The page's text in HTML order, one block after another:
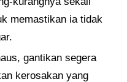
memastikan ia tidak
gantikan segera
kerosakan yang